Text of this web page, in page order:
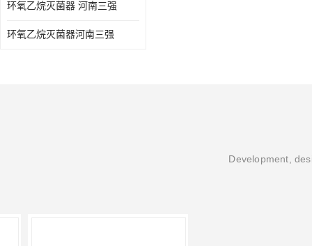
环氧乙烷灭菌器 河南三强
环氧乙烷灭菌器河南三强
Development,